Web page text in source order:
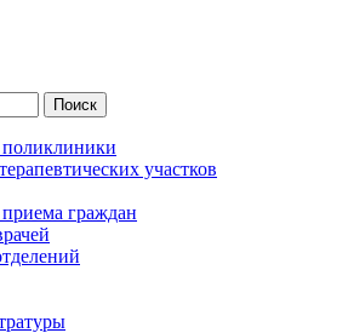
участков
граждан